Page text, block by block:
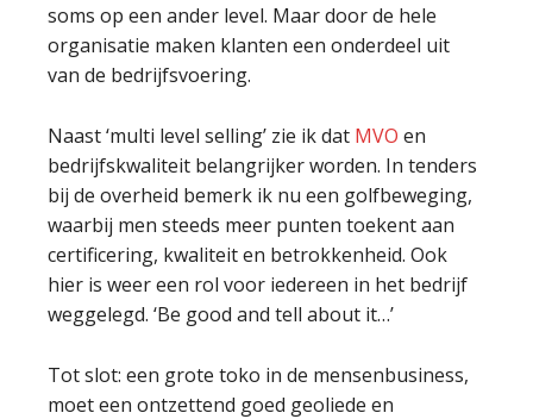
soms op een ander level. Maar door de hele
organisatie maken klanten een onderdeel uit
van de bedrijfsvoering.
Naast ‘multi level selling’ zie ik dat MVO en
bedrijfskwaliteit belangrijker worden. In tenders
bij de overheid bemerk ik nu een golfbeweging,
waarbij men steeds meer punten toekent aan
certificering, kwaliteit en betrokkenheid. Ook
hier is weer een rol voor iedereen in het bedrijf
weggelegd. ‘Be good and tell about it…’
Tot slot: een grote toko in de mensenbusiness,
moet een ontzettend goed geoliede en